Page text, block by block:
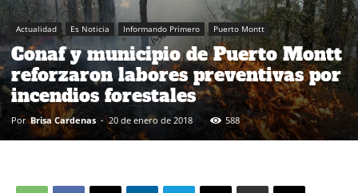
Actualidad Es Noticia Informando Primero Puerto Montt
Conaf y municipio de Puerto Montt
reforzaron labores preventivas por
incendios forestales
Por Brisa Cardenas - 20 de enero de 2018 588